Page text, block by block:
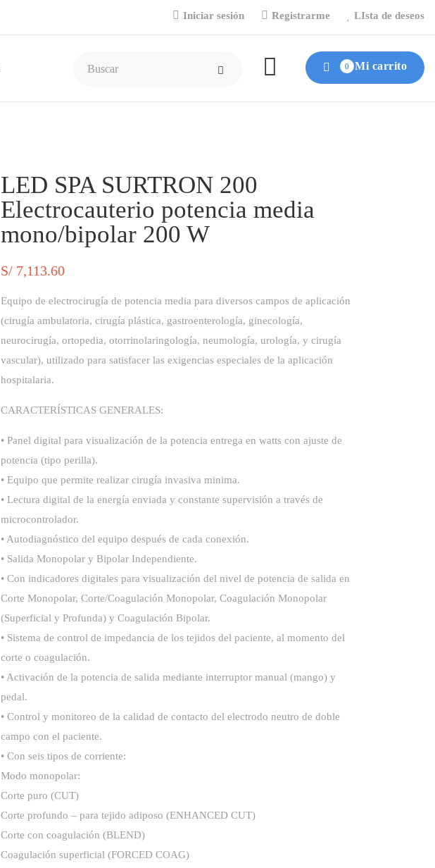
Iniciar sesión Registrarme LIsta de deseos
0 Mi carrito
LED SPA SURTRON 200
Electrocauterio potencia media
mono/bipolar 200 W
S/ 7,113.60
Equipo de electrocirugía de potencia media para diversos campos de aplicación
(cirugía ambulatoria, cirugía plástica, gastroenterología, ginecología,
neurocirugía, ortopedia, otorrinolaringología, neumología, urología, y cirugía
vascular), utilizado para satisfacer las exigencias especiales de la aplicación
hospitalaria.
CARACTERÍSTICAS GENERALES:
• Panel digital para visualización de la potencia entrega en watts con ajuste de
potencia (tipo perilla).
• Equipo que permite realizar cirugía invasiva minima.
• Lectura digital de la energía enviada y constante supervisión a través de
microcontrolador.
• Autodiagnóstico del equipo después de cada conexión.
• Salida Monopolar y Bipolar Independiente.
• Con indicadores digitales para visualización del nivel de potencia de salida en
Corte Monopolar, Corte/Coagulación Monopolar, Coagulación Monopolar
(Superficial y Profunda) y Coagulación Bipolar.
• Sistema de control de impedancia de los tejidos del paciente, al momento del
corte o coagulación.
• Activación de la potencia de salida mediante interruptor manual (mango) y
pedal.
• Control y monitoreo de la calidad de contacto del electrodo neutro de doble
campo con el paciente.
• Con seis tipos de corriente:
Modo monopolar:
Corte puro (CUT)
Corte profundo – para tejido adiposo (ENHANCED CUT)
Corte con coagulación (BLEND)
Coagulación superficial (FORCED COAG)